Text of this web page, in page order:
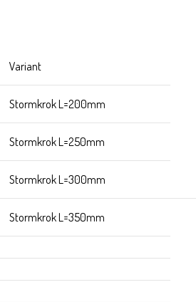
Variant
Stormkrok L=200mm
Stormkrok L=250mm
Stormkrok L=300mm
Stormkrok L=350mm